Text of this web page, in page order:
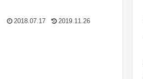
2018.07.17 2019.11.26